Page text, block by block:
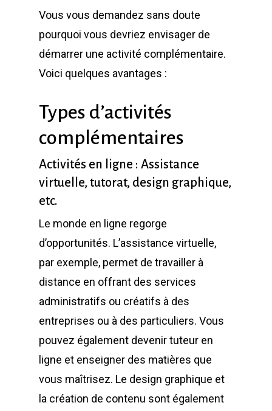
Vous vous demandez sans doute
pourquoi vous devriez envisager de
démarrer une activité complémentaire.
Voici quelques avantages :
Types d’activités
complémentaires
Activités en ligne : Assistance
virtuelle, tutorat, design graphique,
etc.
Le monde en ligne regorge
d’opportunités. L’assistance virtuelle,
par exemple, permet de travailler à
distance en offrant des services
administratifs ou créatifs à des
entreprises ou à des particuliers. Vous
pouvez également devenir tuteur en
ligne et enseigner des matières que
vous maîtrisez. Le design graphique et
la création de contenu sont également